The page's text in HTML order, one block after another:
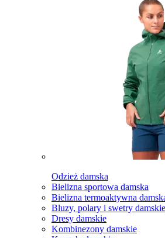
Odzież damska
Bielizna sportowa damska
Bielizna termoaktywna
Bluzy, polary i swetry damskie
Dresy damskie
Kombinezony damskie